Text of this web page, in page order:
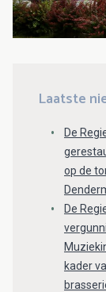
Laatste
De
op de
De
kader